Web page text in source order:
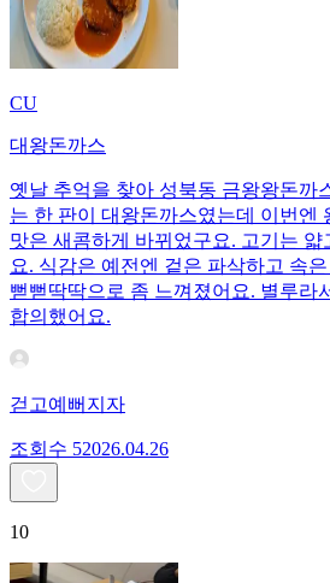
CU
대왕돈까스
옛날 추억을 찾아 성북동 금왕왕돈까
는 한 판이 대왕돈까스였는데 이번엔
맛은 새콤하게 바뀌었구요. 고기는
요. 식감은 예전엔 겉은 파삭하고 속
뻗뻗딱딱으로 좀 느껴졌어요. 별루라
합의했어요.
걷고예뻐지자
조회수 52026.04.26
10